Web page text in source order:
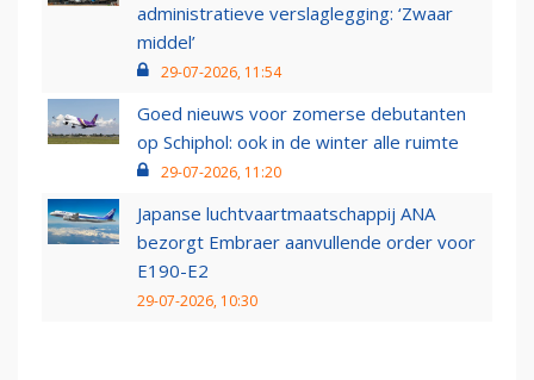
administratieve verslaglegging: ‘Zwaar
middel’
29-07-2026, 11:54
Goed nieuws voor zomerse debutanten
op Schiphol: ook in de winter alle ruimte
29-07-2026, 11:20
Japanse luchtvaartmaatschappij ANA
bezorgt Embraer aanvullende order voor
E190-E2
29-07-2026, 10:30